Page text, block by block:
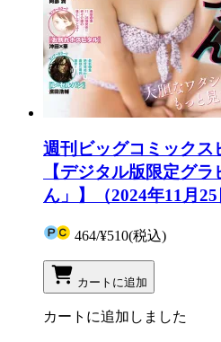
週刊ビッグコミックス
【デジタル版限定グ
ん」】（2024年11月25
464/¥510(税込)
カートに追加
カートに追加しました